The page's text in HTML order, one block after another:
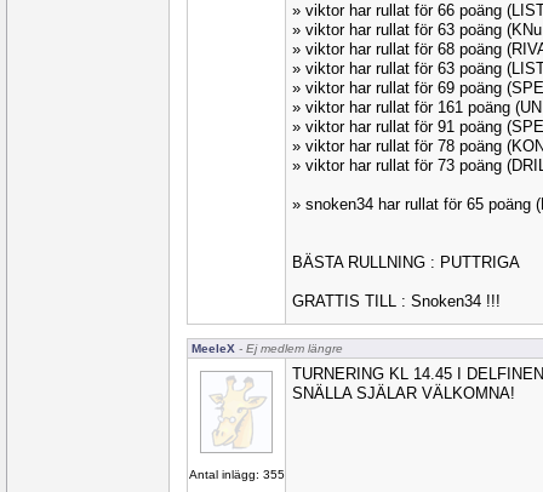
» viktor har rullat för 66 poäng
» viktor har rullat för 63 poäng
» viktor har rullat för 68 poäng
» viktor har rullat för 63 poäng
» viktor har rullat för 69 poäng
» viktor har rullat för 161 poäng
» viktor har rullat för 91 poäng
» viktor har rullat för 78 poäng
» viktor har rullat för 73 poäng
» snoken34 har rullat för 65 poäng
BÄSTA RULLNING : PUTTRIGA
GRATTIS TILL : Snoken34 !!!
MeeleX - Ej medlem längre
Antal inlägg: 355
TURNERING KL 14.45 I
SNÄLLA SJÄLAR VÄLKOMNA!